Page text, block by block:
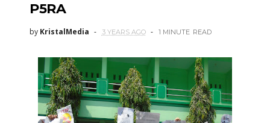
P5RA
by KristalMedia 3 YEARS AGO 1 MINUTE READ